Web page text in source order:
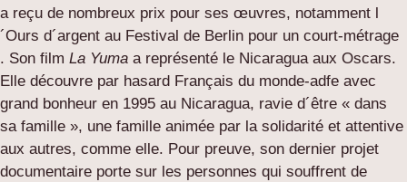
a reçu de nombreux prix pour ses œuvres, notamment l
´Ours d´argent au Festival de Berlin pour un court-métrage
. Son film La Yuma a représenté le Nicaragua aux Oscars.
Elle découvre par hasard Français du monde-adfe avec
grand bonheur en 1995 au Nicaragua, ravie d´être « dans
sa famille », une famille animée par la solidarité et attentive
aux autres, comme elle. Pour preuve, son dernier projet
documentaire porte sur les personnes qui souffrent de